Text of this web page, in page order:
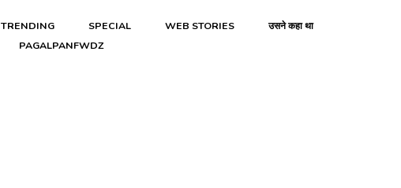
TRENDING SPECIAL WEB STORIES
उसने कहा था
PAGALPANFWDZ